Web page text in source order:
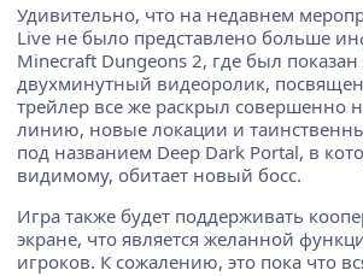
Удивительно, что на недавнем
Live не было представлено больше
Minecraft Dungeons 2, где был
двухминутный видеоролик,
трейлер все же раскрыл совершенно
линию, новые локации и
под названием Deep Dark Portal, в
видимому, обитает новый босс.
Игра также будет поддерживать
экране, что является желанной
игроков. К сожалению, это пока что